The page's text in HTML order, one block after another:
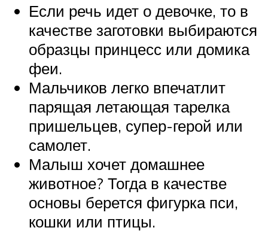
Если речь идет о девочке, то в
качестве заготовки выбираются
образцы принцесс или домика
феи.
Мальчиков легко впечатлит
парящая летающая тарелка
пришельцев, супер-герой или
самолет.
Малыш хочет домашнее
животное? Тогда в качестве
основы берется фигурка пси,
кошки или птицы.